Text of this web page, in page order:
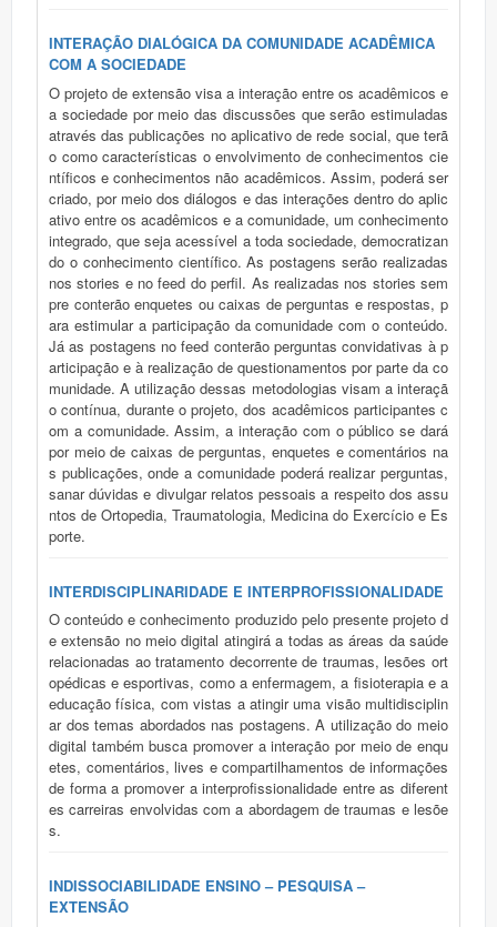
INTERAÇÃO DIALÓGICA DA COMUNIDADE ACADÊMICA
COM A SOCIEDADE
O projeto de extensão visa a interação entre os acadêmicos e
a sociedade por meio das discussões que serão estimuladas
através das publicações no aplicativo de rede social, que terã
o como características o envolvimento de conhecimentos cie
ntíficos e conhecimentos não acadêmicos. Assim, poderá ser
criado, por meio dos diálogos e das interações dentro do aplic
ativo entre os acadêmicos e a comunidade, um conhecimento
integrado, que seja acessível a toda sociedade, democratizan
do o conhecimento científico. As postagens serão realizadas
nos stories e no feed do perfil. As realizadas nos stories sem
pre conterão enquetes ou caixas de perguntas e respostas, p
ara estimular a participação da comunidade com o conteúdo.
Já as postagens no feed conterão perguntas convidativas à p
articipação e à realização de questionamentos por parte da co
munidade. A utilização dessas metodologias visam a interaçã
o contínua, durante o projeto, dos acadêmicos participantes c
om a comunidade. Assim, a interação com o público se dará
por meio de caixas de perguntas, enquetes e comentários na
s publicações, onde a comunidade poderá realizar perguntas,
sanar dúvidas e divulgar relatos pessoais a respeito dos assu
ntos de Ortopedia, Traumatologia, Medicina do Exercício e Es
porte.
INTERDISCIPLINARIDADE E INTERPROFISSIONALIDADE
O conteúdo e conhecimento produzido pelo presente projeto d
e extensão no meio digital atingirá a todas as áreas da saúde
relacionadas ao tratamento decorrente de traumas, lesões ort
opédicas e esportivas, como a enfermagem, a fisioterapia e a
educação física, com vistas a atingir uma visão multidisciplin
ar dos temas abordados nas postagens. A utilização do meio
digital também busca promover a interação por meio de enqu
etes, comentários, lives e compartilhamentos de informações
de forma a promover a interprofissionalidade entre as diferent
es carreiras envolvidas com a abordagem de traumas e lesõe
s.
INDISSOCIABILIDADE ENSINO – PESQUISA –
EXTENSÃO